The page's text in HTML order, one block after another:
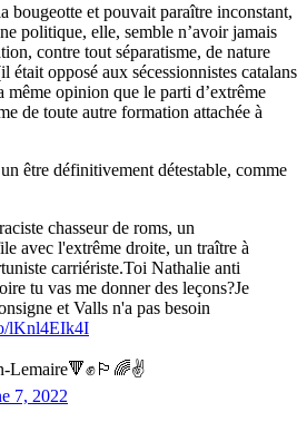
bougeotte et pouvait paraître inconstant,
politique, elle, semble n’avoir jamais
contre tout séparatisme, de nature
était opposé aux sécessionnistes catalans
même opinion que le parti d’extrême
de toute autre formation attachée à
être définitivement détestable, comme
chasseur de roms, un
avec l'extrême droite, un traître à
carriériste.Toi Nathalie anti
tu vas me donner des leçons?Je
et Valls n'a pas besoin
lKnl4EIk4I
Lemaire🔻✊🏳️‍🌈✌
7, 2022